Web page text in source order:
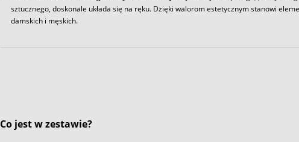
sztucznego, doskonale układa się na ręku. Dzięki walorom estetycznym stanowi
damskich i męskich.
Co jest w zestawie?